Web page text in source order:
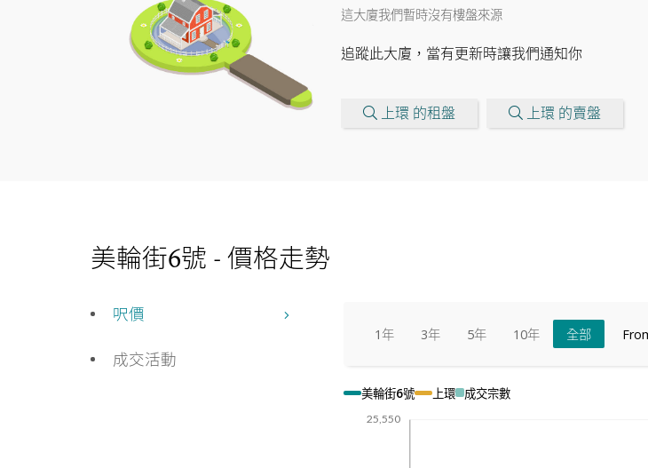
這大廈我們暫時沒有樓盤來源
追蹤此大廈，當有更新時讓我們通知你
上環 的租盤 上環 的賣盤
美輪街6號 - 價格走勢
呎價
成交活動
1年 3年 5年 10年 全部
美輪街6號 上環 成交宗數
25,550